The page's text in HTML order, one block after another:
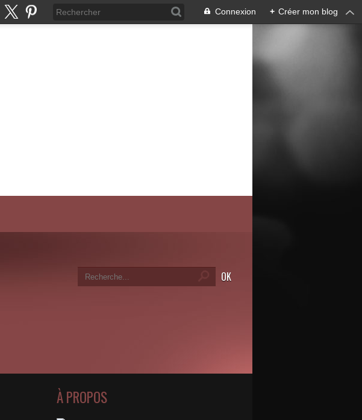
Connexion + Créer mon blog
À PROPOS